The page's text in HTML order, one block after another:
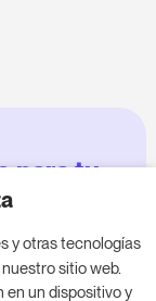
para tu
y mejora tu
y otras tecnologías
sitio web.
en un dispositivo y